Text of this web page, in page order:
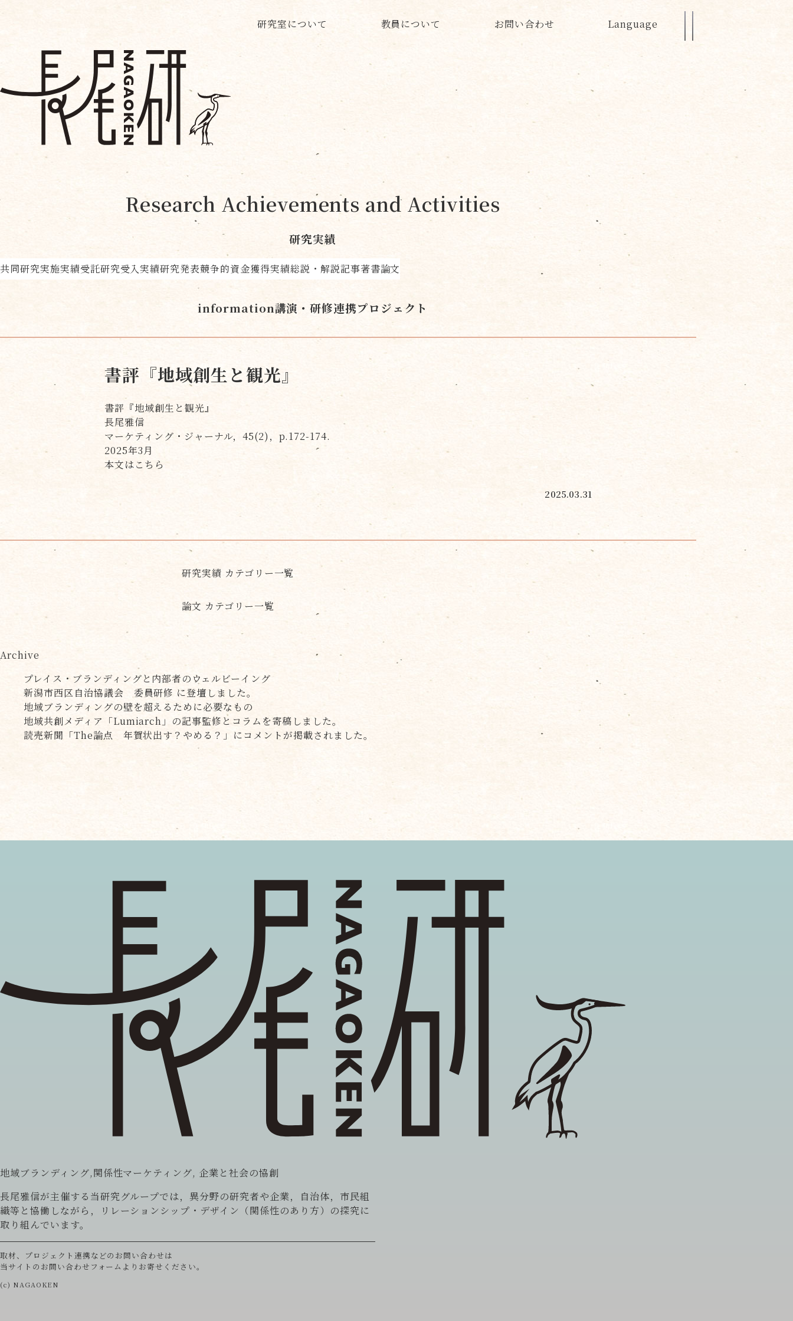
研究室について 教員について お問い合わせ Language
Research Achievements and Activities
研究実績
共同研究実施実績受託研究受入実績研究発表競争的資金獲得実績総説・解説記事著書論文
information講演・研修連携プロジェクト
書評『地域創生と観光』
書評『地域創生と観光』
長尾雅信
マーケティング・ジャーナル，45(2)，p.172-174.
2025年3月
本文はこちら
2025.03.31
研究実績 カテゴリー一覧
論文 カテゴリー一覧
Archive
プレイス・ブランディングと内部者のウェルビーイング
新潟市西区自治協議会 委員研修 に登壇しました。
地域ブランディングの壁を超えるために必要なもの
地域共創メディア「Lumiarch」の記事監修とコラムを寄稿しました。
読売新聞「The論点 年賀状出す？やめる？」にコメントが掲載されました。
地域ブランディング,関係性マーケティング, 企業と社会の協創
長尾雅信が主催する当研究グループでは，異分野の研究者や企業，自治体，市民組
織等と協働しながら，リレーションシップ・デザイン（関係性のあり方）の探究に
取り組んでいます。
取材、プロジェクト連携などのお問い合わせは
当サイトの お問い合わせフォーム よりお寄せください。
(c) NAGAOKEN